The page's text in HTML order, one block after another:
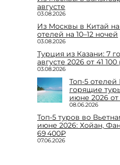
августе
03.08.2026
Из Москвы в Китай
отелей на 10–12 ночей
03.08.2026
Турция из Казани: 7
августе 2026 от 41
03.08.2026
Топ-5
горящие
июне 2026 от
08.06.2026
Топ-5 туров во
июне 2026: Хойан,
69 400₽
07.06.2026